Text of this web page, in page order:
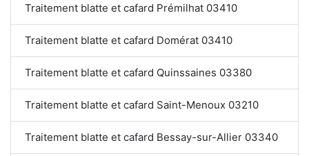
Traitement blatte et cafard Prémilhat 03410
Traitement blatte et cafard Domérat 03410
Traitement blatte et cafard Quinssaines 03380
Traitement blatte et cafard Saint-Menoux 03210
Traitement blatte et cafard Bessay-sur-Allier 03340